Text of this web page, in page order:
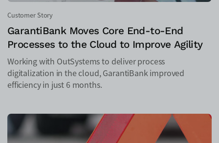
Customer Story
GarantiBank Moves Core End-to-End
Processes to the Cloud to Improve Agility
Working with OutSystems to deliver process
digitalization in the cloud, GarantiBank improved
efficiency in just 6 months.